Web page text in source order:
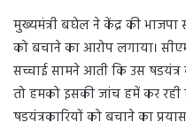
मुख्यमंत्री बघेल ने केंद्र की भाजपा
को बचाने का आरोप लगाया।
सच्चाई सामने आती कि उस
तो हमको इसकी जांच हमें कर
षडयंत्रकारियों को बचाने का